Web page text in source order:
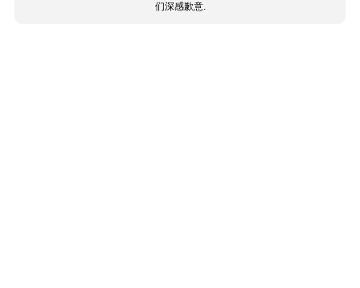
们深感歉意.